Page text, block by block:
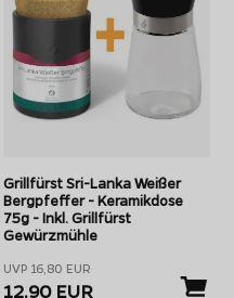
Grillfürst Sri-Lanka Weißer
Bergpfeffer - Keramikdose
75g - Inkl. Grillfürst
Gewürzmühle
UVP 16,80 EUR
12,90 EUR